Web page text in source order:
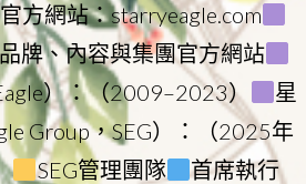
官方網站：starryeagle.com
牌、內容與集團官方網站
）：（2009–2023）
星
Group，SEG）：（2025年
SEG管理團隊
首席執行